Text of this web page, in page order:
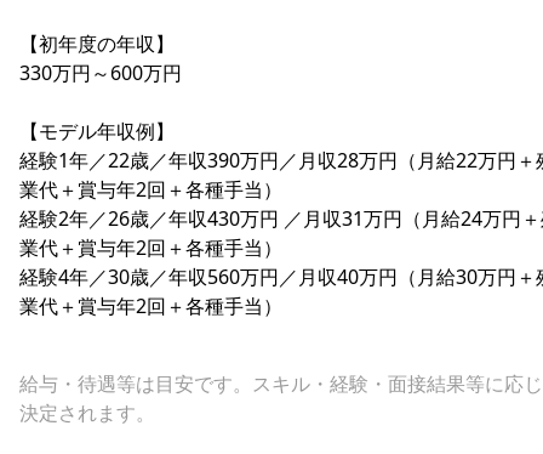
【初年度の年収】
330万円～600万円
【モデル年収例】
経験1年／22歳／年収390万円／月収28万円（月給22万円＋
業代＋賞与年2回＋各種手当）
経験2年／26歳／年収430万円 ／月収31万円（月給24万円
業代＋賞与年2回＋各種手当）
経験4年／30歳／年収560万円／月収40万円（月給30万円＋
業代＋賞与年2回＋各種手当）
給与・待遇等は目安です。スキル・経験・面接結果等に応
決定されます。